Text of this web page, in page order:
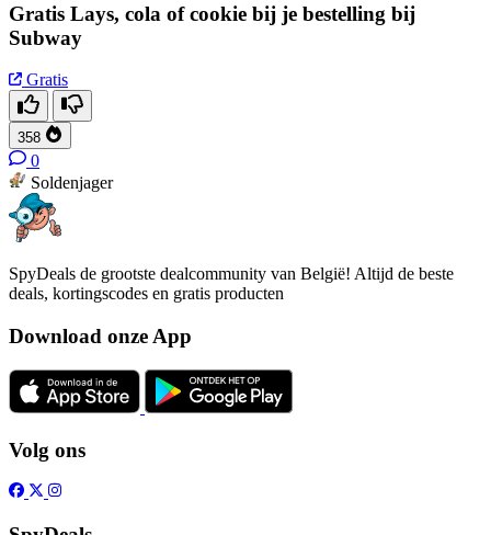
Gratis Lays, cola of cookie bij je bestelling bij
Subway
Gratis
358
0
Soldenjager
SpyDeals de grootste dealcommunity van België! Altijd de beste
deals, kortingscodes en gratis producten
Download onze App
Volg ons